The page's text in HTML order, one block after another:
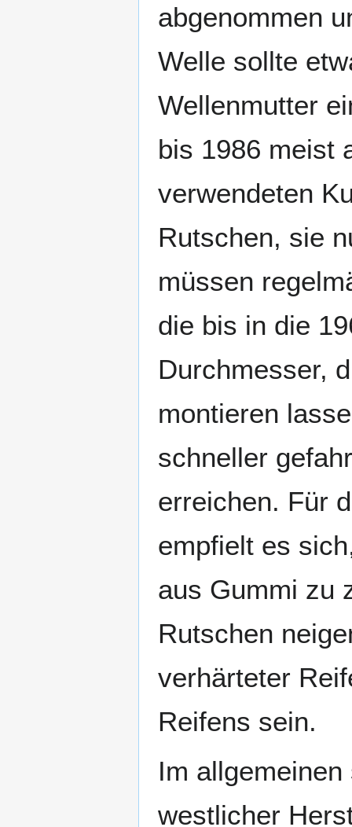
abgenommen
Welle sollte
Wellenmutter
bis 1986 meist
verwendeten
Rutschen, sie
müssen
die bis in die
Durchmesser,
montieren
schneller
erreichen. Für
empfielt es
aus Gummi zu
Rutschen
verhärteter
Reifens sein.
Im
westlicher